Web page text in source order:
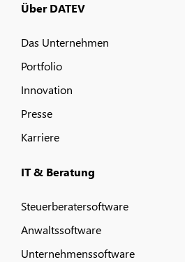
Über DATEV
Das Unternehmen
Portfolio
Innovation
Presse
Karriere
IT & Beratung
Steuerberatersoftware
Anwaltssoftware
Unternehmenssoftware